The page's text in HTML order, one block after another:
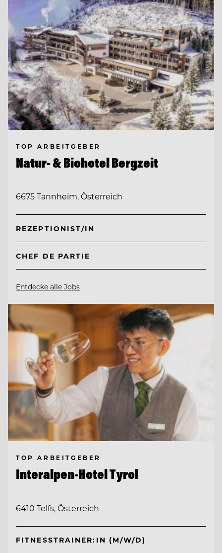
TOP ARBEITGEBER
Natur- & Biohotel Bergzeit
6675 Tannheim, Österreich
REZEPTIONIST/IN
CHEF DE PARTIE
Entdecke alle Jobs
TOP ARBEITGEBER
Interalpen-Hotel Tyrol
6410 Telfs, Österreich
FITNESSTRAINER:IN (M/W/D)